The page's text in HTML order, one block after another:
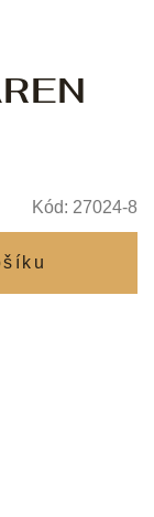
Kód: 27024-8